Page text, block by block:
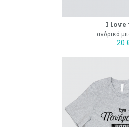
I love
ανδρικό
20